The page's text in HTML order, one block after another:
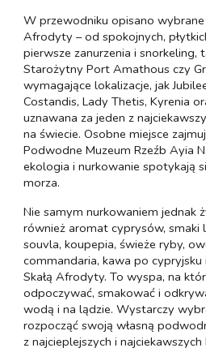
W przewodniku opisano
Afrodyty – od spokojnych,
pierwsze zanurzenia i snorkeling,
Starożytny Port Amathous czy
wymagające lokalizacje, jak
Costandis, Lady Thetis, Kyrenia
uznawana za jeden z
na świecie. Osobne miejsce
Podwodne Muzeum Rzeźb Ayia
ekologia i nurkowanie spotykają
morza.
Nie samym nurkowaniem jednak
również aromat cyprysów, smaki
souvla, koupepia, świeże ryby,
commandaria, kawa po cypryjsku
Skałą Afrodyty. To wyspa, na
odpoczywać, smakować i
wodą i na lądzie. Wystarczy
rozpocząć swoją własną
z najcieplejszych i